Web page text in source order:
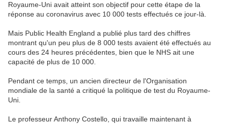
Royaume-Uni avait atteint son objectif pour cette étape de la
réponse au coronavirus avec 10 000 tests effectués ce jour-là.
Mais Public Health England a publié plus tard des chiffres
montrant qu'un peu plus de 8 000 tests avaient été effectués au
cours des 24 heures précédentes, bien que le NHS ait une
capacité de plus de 10 000.
Pendant ce temps, un ancien directeur de l'Organisation
mondiale de la santé a critiqué la politique de test du Royaume-
Uni.
Le professeur Anthony Costello, qui travaille maintenant à